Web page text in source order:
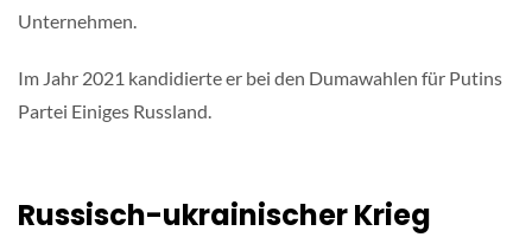
Unternehmen.
Im Jahr 2021 kandidierte er bei den Dumawahlen für Putins
Partei Einiges Russland.
Russisch-ukrainischer Krieg